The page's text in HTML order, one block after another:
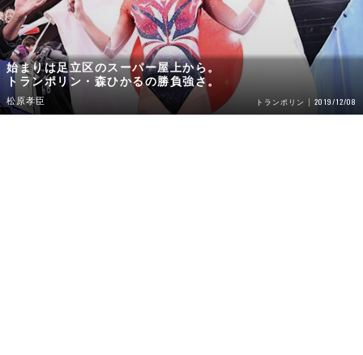
始まりは足立区のスーパー屋上から。
トランポリン・森ひかるの勝負強さ。
松原孝臣 トランポリン 2019/12/08